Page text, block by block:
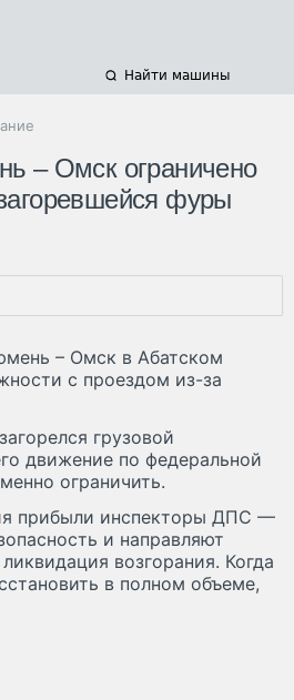
Найти машины
– Омск ограничено
фуры
– Омск в Абатском
с проездом из-за
грузовой
движение по федеральной
ограничить.
прибыли инспекторы ДПС —
и направляют
возгорания. Когда
в полном объеме,